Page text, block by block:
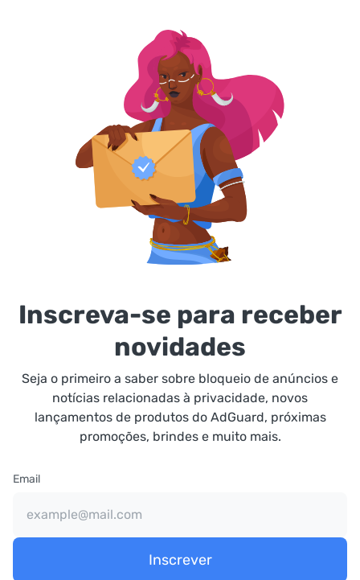
Inscreva-se para receber
novidades
Seja o primeiro a saber sobre bloqueio de anúncios e
notícias relacionadas à privacidade, novos
lançamentos de produtos do AdGuard, próximas
promoções, brindes e muito mais.
Email
Inscrever